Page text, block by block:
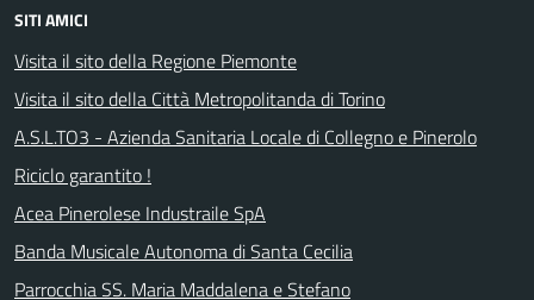
SITI AMICI
Visita il sito della Regione Piemonte
Visita il sito della Città Metropolitanda di Torino
A.S.L.TO3 - Azienda Sanitaria Locale di Collegno e Pinerolo
Riciclo garantito !
Acea Pinerolese Industraile SpA
Banda Musicale Autonoma di Santa Cecilia
Parrocchia SS. Maria Maddalena e Stefano